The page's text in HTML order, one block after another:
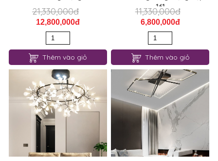
21,330,000đ
12,800,000đ
Thêm vào giỏ
161
11,330,000đ
6,800,000đ
Thêm vào giỏ